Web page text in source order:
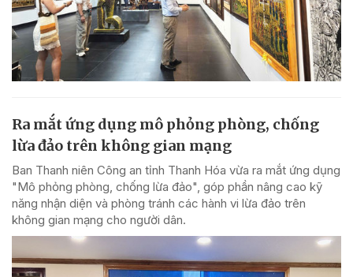
Ra mắt ứng dụng mô phỏng phòng, chống
lừa đảo trên không gian mạng
Ban Thanh niên Công an tỉnh Thanh Hóa vừa ra mắt ứng dụng
"Mô phỏng phòng, chống lừa đảo", góp phần nâng cao kỹ
năng nhận diện và phòng tránh các hành vi lừa đảo trên
không gian mạng cho người dân.